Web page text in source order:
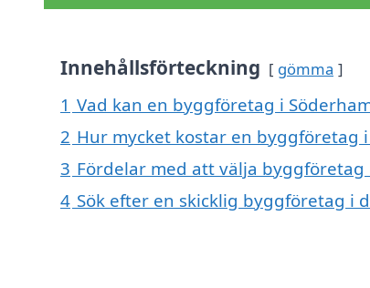
Innehållsförteckning gömma
1 Vad kan en byggföretag i
2 Hur mycket kostar en byggföretag
3 Fördelar med att välja byggföretag
4 Sök efter en skicklig byggföretag i